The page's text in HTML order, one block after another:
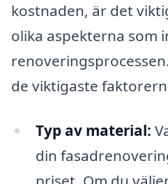
kostnaden, är det
olika aspekterna som
de viktigaste
Typ av material:
din